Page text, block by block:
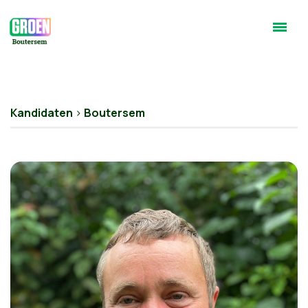
Kandidaten > Boutersem